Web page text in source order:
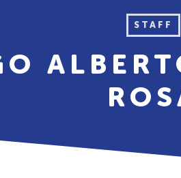
STAFF